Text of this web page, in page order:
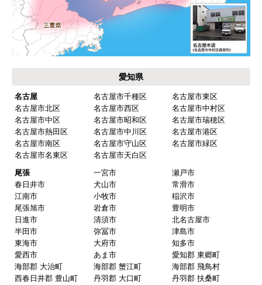
遅れることもなく予定通りに工事前に到着。
【その他感想・コメント】
保証書に添付する工事店の証明もきちんと対応し
次に何か交換タイミングが来たら、一番の候補先
業者さんです。
ピングーヒサコさん
2025年10月30日 14:53
欲しい商品をスムーズに注文できましたか？
ショップからの連絡や対応は適切でしたか？
予定の期日までに商品が届きましたか？
商品の梱包は必要十分なものでしたか？
愛知県
名古屋 名古屋市千種区
名古屋市東区
名古屋市北区
名古屋市西区
名古屋市中村区
名古屋市中区
名古屋市昭和区
名古屋市瑞穂区
名古屋市熱田区
名古屋市中川区
名古屋市港区
名古屋市南区
名古屋市守山区
名古屋市緑区
名古屋市名東区
名古屋市天白区
尾張
一宮市
瀬戸市
春日井市
犬山市
常滑市
江南市
小牧市
稲沢市
尾張旭市
岩倉市
豊明市
日進市
清須市
北名古屋市
半田市
弥冨市
津島市
東海市
大府市
知多市
愛西市
あま市
愛知郡 東郷町
海部郡 大治町
海部郡 蟹江町
海部郡 飛鳥村
西春日井郡 豊山町
丹羽郡 大口町
丹羽郡 扶桑町